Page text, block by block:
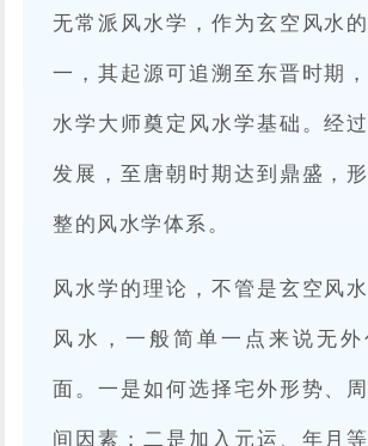
无常派风水学，作为玄空风水
一，其起源可追溯至东晋时期
水学大师奠定风水学基础。经
发展，至唐朝时期达到鼎盛，
整的风水学体系。
风水学的理论，不管是玄空风
风水，一般简单一点来说无
面。一是如何选择宅外形势、
间因素；二是加入元运、年月等